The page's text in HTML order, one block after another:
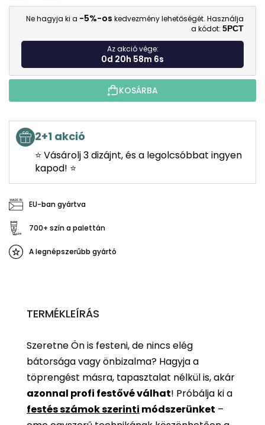
Ne hagyja ki a -5%-os kedvezmény lehetőségét. Használja
a kódot: 5PCT
Az akció vége:
0d 20h 58m 5s
KOSÁRBA
2+1 akció
⭐ Vásárolj 3 dizájnt, és a legolcsóbbat ingyen
kapod! ⭐
EU-ban gyártva
700+ szín a palettán
A legnépszerűbb gyártó
TERMÉKLEÍRÁS
Szeretne Ön is festeni, de nincs elég
bátorsága vagy önbizalma? Hagyja a
töprengést másra, tapasztalat nélkül is, akár
azonnal profi festővé válhat! Próbálja ki a
festés számok szerinti módszerünket –